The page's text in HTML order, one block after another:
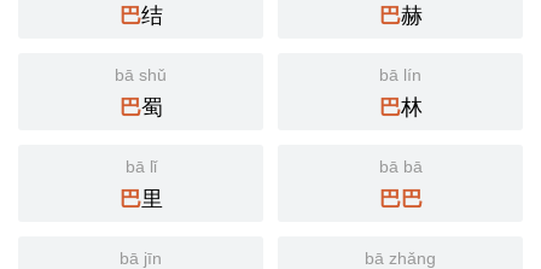
巴结 巴赫
bā shǔ
巴蜀
bā lín
巴林
bā lǐ
巴里
bā bā
巴巴
bā jīn bā zhǎng